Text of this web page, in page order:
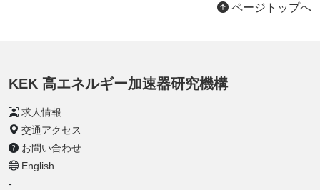
ページトップへ
KEK 高エネルギー加速器研究機構
求人情報
交通アクセス
お問い合わせ
English
-